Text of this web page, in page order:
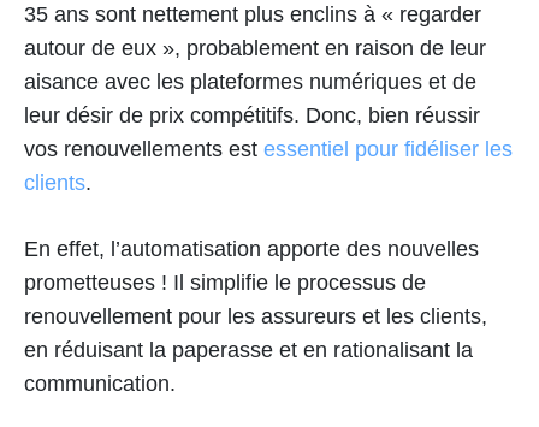
35 ans sont nettement plus enclins à « regarder
autour de eux », probablement en raison de leur
aisance avec les plateformes numériques et de
leur désir de prix compétitifs. Donc, bien réussir
vos renouvellements est essentiel pour fidéliser les
clients.
En effet, l’automatisation apporte des nouvelles
prometteuses ! Il simplifie le processus de
renouvellement pour les assureurs et les clients,
en réduisant la paperasse et en rationalisant la
communication.